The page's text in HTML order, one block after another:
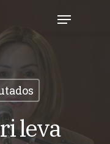
Menu
leva